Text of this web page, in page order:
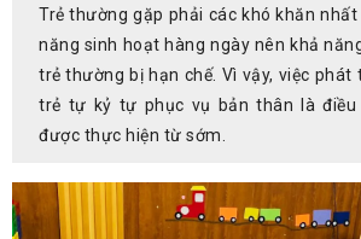
Trẻ thường gặp phải các khó khăn
năng sinh hoạt hàng ngày nên khả
trẻ thường bị hạn chế. Vì vậy, việc phát
trẻ tự kỷ tự phục vụ bản thân là điều
được thực hiện từ sớm.